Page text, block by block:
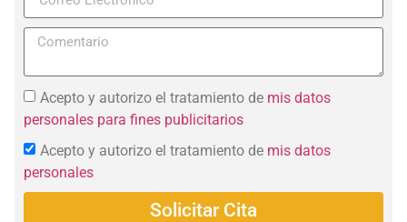
Acepto y autorizo el tratamiento de mis datos
personales para fines publicitarios
Acepto y autorizo el tratamiento de mis datos
personales
Solicitar Cita